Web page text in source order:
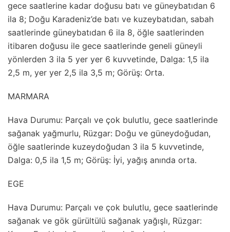
gece saatlerine kadar doğusu batı ve güneybatıdan 6
ila 8; Doğu Karadeniz’de batı ve kuzeybatıdan, sabah
saatlerinde güneybatıdan 6 ila 8, öğle saatlerinden
itibaren doğusu ile gece saatlerinde geneli güneyli
yönlerden 3 ila 5 yer yer 6 kuvvetinde, Dalga: 1,5 ila
2,5 m, yer yer 2,5 ila 3,5 m; Görüş: Orta.
MARMARA
Hava Durumu: Parçalı ve çok bulutlu, gece saatlerinde
sağanak yağmurlu, Rüzgar: Doğu ve güneydoğudan,
öğle saatlerinde kuzeydoğudan 3 ila 5 kuvvetinde,
Dalga: 0,5 ila 1,5 m; Görüş: İyi, yağış anında orta.
EGE
Hava Durumu: Parçalı ve çok bulutlu, gece saatlerinde
sağanak ve gök gürültülü sağanak yağışlı, Rüzgar: